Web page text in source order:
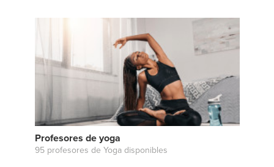
Profesores de yoga
95 profesores de Yoga disponibles